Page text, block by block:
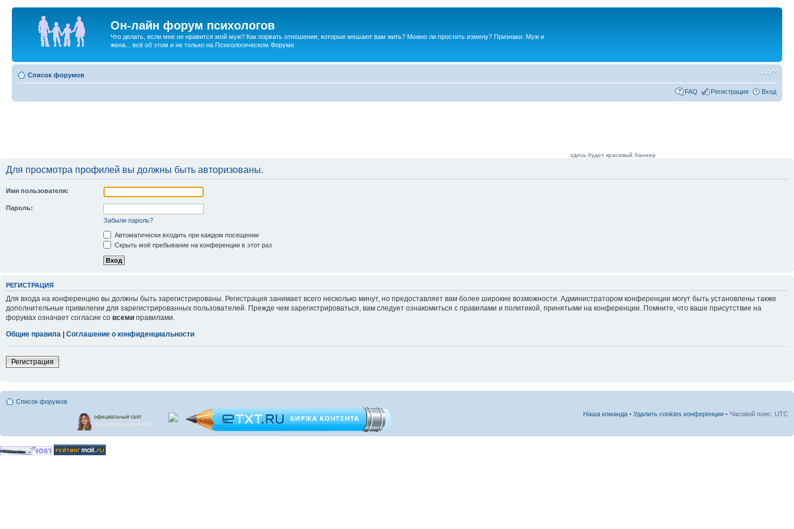
Он-лайн форум психологов
Что делать, если мне не нравится мой муж? Как порвать отношения, которые мешают вам жить? Можно ли простить измену? Признаки. Муж и
жена... всё об этом и не только на Психологическом Форуме
Список форумов
FAQ Регистрация Вход
здесь будет красивый баннер
Для просмотра профилей вы должны быть авторизованы.
Имя пользователя:
Пароль:
Забыли пароль?
Автоматически входить при каждом посещении
Скрыть моё пребывание на конференции в этот раз
РЕГИСТРАЦИЯ
Для входа на конференцию вы должны быть зарегистрированы. Регистрация занимает всего несколько минут, но предоставляет вам более широкие возможности. Администратором конференции могут быть установлены также
дополнительные привилегии для зарегистрированных пользователей. Прежде чем зарегистрироваться, вам следует ознакомиться с правилами и политикой, принятыми на конференции. Помните, что ваше присутствие на
форумах означает согласие со всеми правилами.
Общие правила
Соглашение о конфиденциальности
Регистрация
Список форумов
Наша команда • Удалить cookies конференции • Часовой пояс: UTC